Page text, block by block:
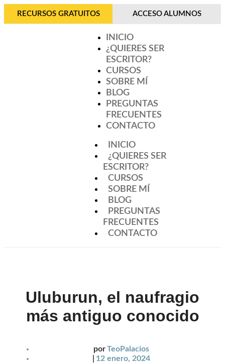
RECURSOS GRATUITOS ACCESO ALUMNOS
INICIO
¿QUIERES SER
ESCRITOR?
CURSOS
SOBRE MÍ
BLOG
PREGUNTAS
FRECUENTES
CONTACTO
INICIO
¿QUIERES SER
ESCRITOR?
CURSOS
SOBRE MÍ
BLOG
PREGUNTAS
FRECUENTES
CONTACTO
Uluburun, el naufragio
más antiguo conocido
porTeoPalacios
12 enero, 2024